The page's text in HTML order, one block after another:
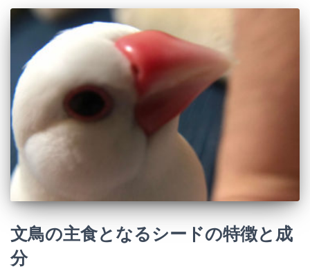
文鳥の主食となるシードの特徴と成
分